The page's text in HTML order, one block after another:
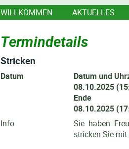
WILLKOMMEN AKTUELLES
Termindetails
Stricken
Datum
Datum und
08.10.2025
Ende
08.10.2025
Info
Sie haben
stricken Sie mit